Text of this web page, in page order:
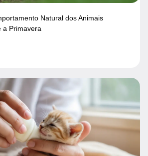
Natural dos Animais
a Primavera